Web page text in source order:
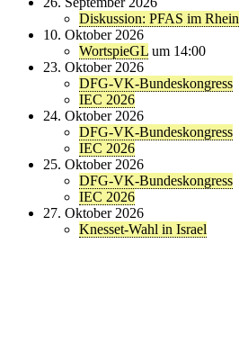
Diskussion: PFAS im Rhein
10. Oktober 2026
WortspieGL um 14:00
23. Oktober 2026
DFG-VK-Bundeskongress
IEC 2026
24. Oktober 2026
DFG-VK-Bundeskongress
IEC 2026
25. Oktober 2026
DFG-VK-Bundeskongress
IEC 2026
27. Oktober 2026
Knesset-Wahl in Israel